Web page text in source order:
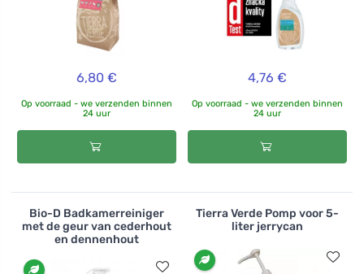
6,80 €
Op voorraad - we verzenden binnen
24 uur
4,76 €
Op voorraad - we verzenden binnen
24 uur
Bio-D Badkamerreiniger
met de geur van cederhout
en dennenhout
Tierra Verde Pomp voor 5-
liter jerrycan